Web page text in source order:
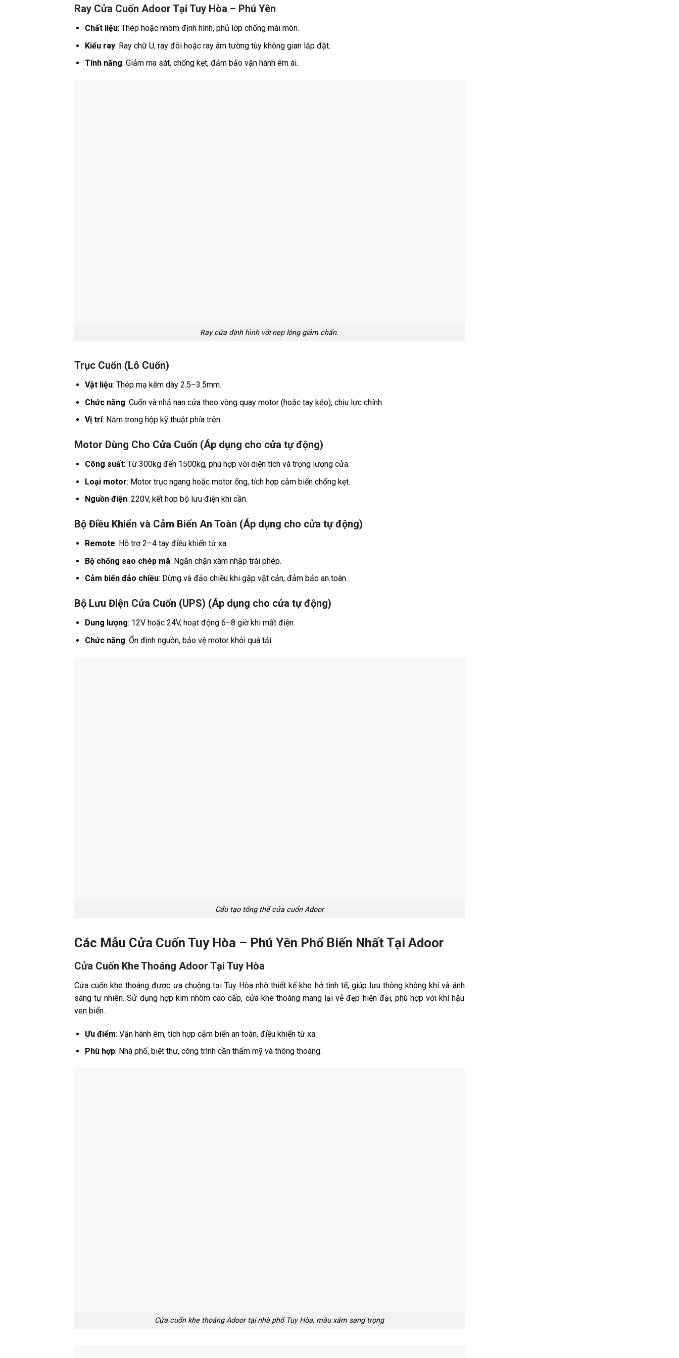
Ray Cửa Cuốn Adoor Tại Tuy Hòa – Phú Yên
Chất liệu: Thép hoặc nhôm định hình, phủ lớp chống mài mòn.
Kiểu ray: Ray chữ U, ray đôi hoặc ray âm tường tùy không gian lắp đặt.
Tính năng: Giảm ma sát, chống kẹt, đảm bảo vận hành êm ái.
Ray cửa định hình với nẹp lông giảm chấn.
Trục Cuốn (Lô Cuốn)
Vật liệu: Thép mạ kẽm dày 2.5–3.5mm.
Chức năng: Cuốn và nhả nan cửa theo vòng quay motor (hoặc tay kéo), chịu lực chính.
Vị trí: Nằm trong hộp kỹ thuật phía trên.
Motor Dùng Cho Cửa Cuốn (Áp dụng cho cửa tự động)
Công suất: Từ 300kg đến 1500kg, phù hợp với diện tích và trọng lượng cửa.
Loại motor: Motor trục ngang hoặc motor ống, tích hợp cảm biến chống kẹt.
Nguồn điện: 220V, kết hợp bộ lưu điện khi cần.
Bộ Điều Khiển và Cảm Biến An Toàn (Áp dụng cho cửa tự động)
Remote: Hỗ trợ 2–4 tay điều khiển từ xa.
Bộ chống sao chép mã: Ngăn chặn xâm nhập trái phép.
Cảm biến đảo chiều: Dừng và đảo chiều khi gặp vật cản, đảm bảo an toàn.
Bộ Lưu Điện Cửa Cuốn (UPS) (Áp dụng cho cửa tự động)
Dung lượng: 12V hoặc 24V, hoạt động 6–8 giờ khi mất điện.
Chức năng: Ổn định nguồn, bảo vệ motor khỏi quá tải.
Cấu tạo tổng thể cửa cuốn Adoor
Các Mẫu Cửa Cuốn Tuy Hòa – Phú Yên Phổ Biến Nhất Tại Adoor
Cửa Cuốn Khe Thoáng Adoor Tại Tuy Hòa
Cửa cuốn khe thoáng được ưa chuộng tại Tuy Hòa nhờ thiết kế khe hở tinh tế, giúp lưu thông không khí và ánh
sáng tự nhiên. Sử dụng hợp kim nhôm cao cấp, cửa khe thoáng mang lại vẻ đẹp hiện đại, phù hợp với khí hậu
ven biển.
Ưu điểm: Vận hành êm, tích hợp cảm biến an toàn, điều khiển từ xa.
Phù hợp: Nhà phố, biệt thự, công trình cần thẩm mỹ và thông thoáng.
Cửa cuốn khe thoáng Adoor tại nhà phố Tuy Hòa, màu xám sang trọng